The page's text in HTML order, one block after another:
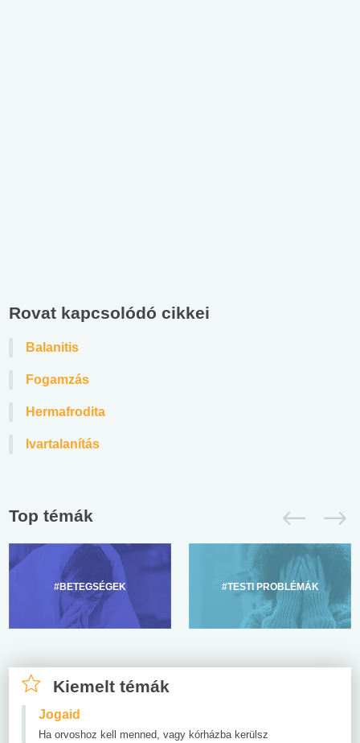
Rovat kapcsolódó cikkei
Balanitis
Fogamzás
Hermafrodita
Ivartalanítás
Top témák
#BETEGSÉGEK #TESTI PROBLÉMÁK
Kiemelt témák
Jogaid
Ha orvoshoz kell menned, vagy kórházba kerülsz